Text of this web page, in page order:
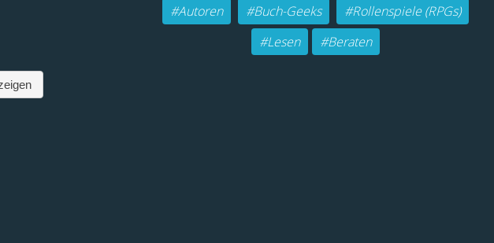
#Autoren
#Buch-Geeks
#Rollenspiele (RPGs)
#Lesen
#Beraten